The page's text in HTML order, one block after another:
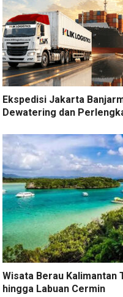
Ekspedisi Jakarta
Dewatering dan
Wisata Berau Kalimantan
hingga Labuan Cermin